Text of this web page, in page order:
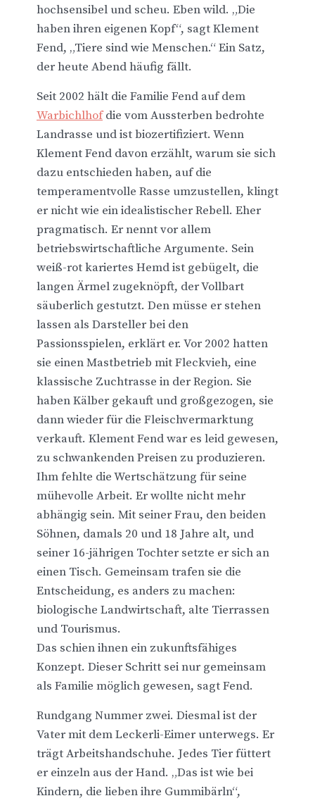
hochsensibel und scheu. Eben wild. „Die
haben ihren eigenen Kopf“, sagt Klement
Fend, „Tiere sind wie Menschen.“ Ein Satz,
der heute Abend häufig fällt.
Seit 2002 hält die Familie Fend auf dem
Warbichlhofdie vom Aussterben bedrohte
Landrasse und ist biozertifiziert. Wenn
Klement Fend davon erzählt, warum sie sich
dazu entschieden haben, auf die
temperamentvolle Rasse umzustellen, klingt
er nicht wie ein idealistischer Rebell. Eher
pragmatisch. Er nennt vor allem
betriebswirtschaftliche Argumente. Sein
weiß-rot kariertes Hemd ist gebügelt, die
langen Ärmel zugeknöpft, der Vollbart
säuberlich gestutzt. Den müsse er stehen
lassen als Darsteller bei den
Passionsspielen, erklärt er. Vor 2002 hatten
sie einen Mastbetrieb mit Fleckvieh, eine
klassische Zuchtrasse in der Region. Sie
haben Kälber gekauft und großgezogen, sie
dann wieder für die Fleischvermarktung
verkauft. Klement Fend war es leid gewesen,
zu schwankenden Preisen zu produzieren.
Ihm fehlte die Wertschätzung für seine
mühevolle Arbeit. Er wollte nicht mehr
abhängig sein. Mit seiner Frau, den beiden
Söhnen, damals 20 und 18 Jahre alt, und
seiner 16-jährigen Tochter setzte er sich an
einen Tisch. Gemeinsam trafen sie die
Entscheidung, es anders zu machen:
biologische Landwirtschaft, alte Tierrassen
und Tourismus.
Das schien ihnen ein zukunftsfähiges
Konzept. Dieser Schritt sei nur gemeinsam
als Familie möglich gewesen, sagt Fend.
Rundgang Nummer zwei. Diesmal ist der
Vater mit dem Leckerli-Eimer unterwegs. Er
trägt Arbeitshandschuhe. Jedes Tier füttert
er einzeln aus der Hand. „Das ist wie bei
Kindern, die lieben ihre Gummibärln“,